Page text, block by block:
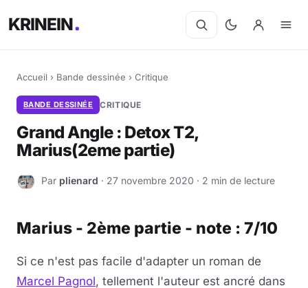
KRINEIN
Accueil › Bande dessinée › Critique
BANDE DESSINÉE CRITIQUE
Grand Angle : Detox T2,
Marius(2eme partie)
P Par plienard · 27 novembre 2020 · 2 min de lecture
Marius - 2ème partie - note : 7/10
Si ce n'est pas facile d'adapter un roman de
Marcel Pagnol, tellement l'auteur est ancré dans